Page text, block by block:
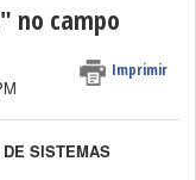
no campo
Imprimir
SISTEMAS